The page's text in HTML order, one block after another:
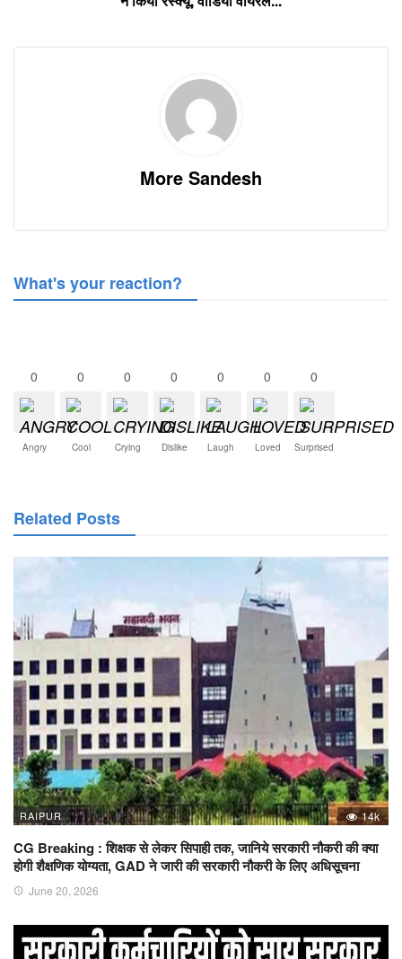
More Sandesh
What's your reaction?
0
Angry
0
Cool
0
Crying
0
Dislike
0
Laugh
0
Loved
0
Surprised
Related Posts
RAIPUR 14k
CG Breaking : शिक्षक से लेकर सिपाही तक, जानिये सरकारी नौकरी की क्या
होगी शैक्षणिक योग्यता, GAD ने जारी की सरकारी नौकरी के लिए अधिसूचना
June 20, 2026